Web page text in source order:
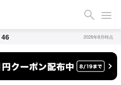
46 2026年8月時点